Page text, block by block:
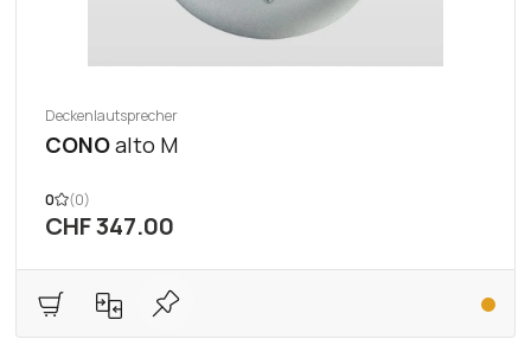
Deckenlautsprecher
CONOalto M
0 (0)
CHF 347.00